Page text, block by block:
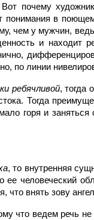
почему
понимания в
чем у мужчин, ведь
и находит
по линии
ребячливой, тогда
Тогда
горя и заняться
, то внутренняя
ее человеческий
что внять зову
что ведем речь